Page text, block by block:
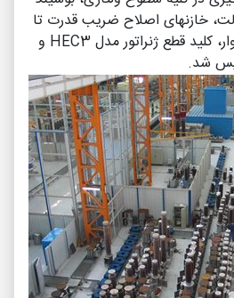
تا 420 کیلوولت، خازن­های اصلاح ضریب قدرت تا
36 کیلوولت و 600 کیلووار، کلید قطع ژنراتور مدل HEC3 و